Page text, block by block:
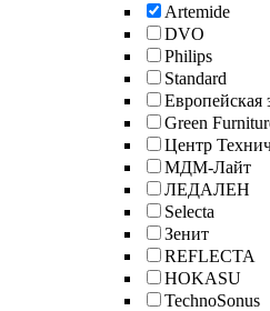
Artemide
DVO
Philips
Standard
Европейская
Green
Центр
МДМ-Лайт
ЛЕДАЛЕН
Selecta
Зенит
REFLECTA
HOKASU
TechnoSonus